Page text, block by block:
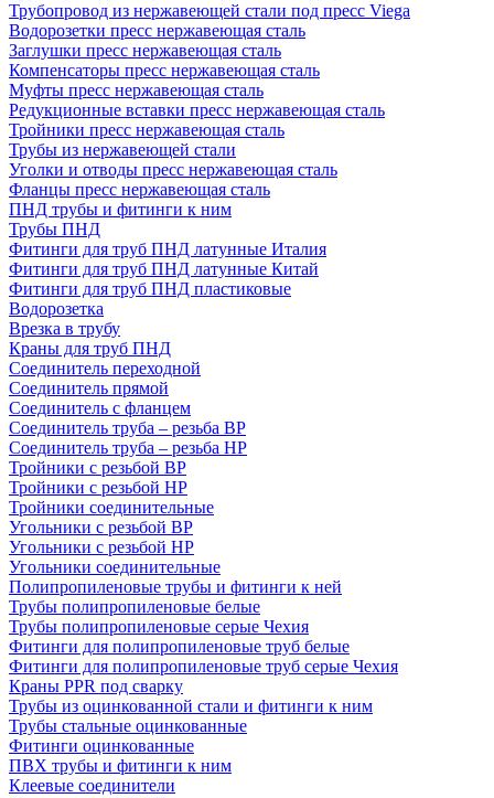
Трубопровод из нержавеющей стали под пресс Viega
Водорозетки пресс нержавеющая сталь
Заглушки пресс нержавеющая сталь
Компенсаторы пресс нержавеющая сталь
Муфты пресс нержавеющая сталь
Редукционные вставки пресс нержавеющая сталь
Тройники пресс нержавеющая сталь
Трубы из нержавеющей стали
Уголки и отводы пресс нержавеющая сталь
Фланцы пресс нержавеющая сталь
ПНД трубы и фитинги к ним
Трубы ПНД
Фитинги для труб ПНД латунные Италия
Фитинги для труб ПНД латунные Китай
Фитинги для труб ПНД пластиковые
Водорозетка
Врезка в трубу
Краны для труб ПНД
Соединитель переходной
Соединитель прямой
Соединитель с фланцем
Соединитель труба – резьба ВР
Соединитель труба – резьба НР
Тройники с резьбой ВР
Тройники с резьбой НР
Тройники соединительные
Угольники с резьбой ВР
Угольники с резьбой НР
Угольники соединительные
Полипропиленовые трубы и фитинги к ней
Трубы полипропиленовые белые
Трубы полипропиленовые серые Чехия
Фитинги для полипропиленовые труб белые
Фитинги для полипропиленовые труб серые Чехия
Краны PPR под сварку
Трубы из оцинкованной стали и фитинги к ним
Трубы стальные оцинкованные
Фитинги оцинкованные
ПВХ трубы и фитинги к ним
Клеевые соединители